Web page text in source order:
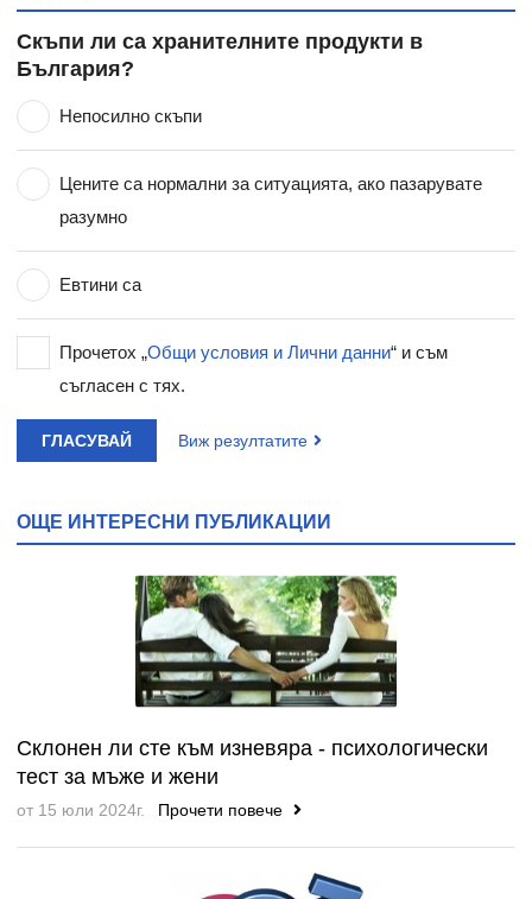
Скъпи ли са хранителните продукти в
България?
Непосилно скъпи
Цените са нормални за ситуацията, ако пазарувате
разумно
Евтини са
Прочетох „Общи условия и Лични данни“ и съм
съгласен с тях.
ГЛАСУВАЙ Виж резултатите
ОЩЕ ИНТЕРЕСНИ ПУБЛИКАЦИИ
Склонен ли сте към изневяра - психологически
тест за мъже и жени
от 15 юли 2024г. Прочети повече